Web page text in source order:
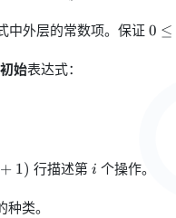
1
中外层的常数项。保证 0\le
0 ≤
初始表达式：
\left((X\lll
+ 1) 行描述第 i
i 个操作。
类。